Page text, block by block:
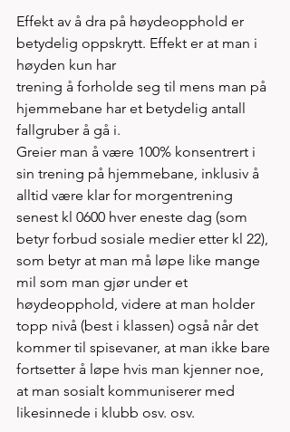
Effekt av å dra på høydeopphold er
betydelig oppskrytt. Effekt er at man i
høyden kun har
trening å forholde seg til mens man på
hjemmebane har et betydelig antall
fallgruber å gå i.
Greier man å være 100% konsentrert i
sin trening på hjemmebane, inklusiv å
alltid være klar for morgentrening
senest kl 0600 hver eneste dag (som
betyr forbud sosiale medier etter kl 22),
som betyr at man må løpe like mange
mil som man gjør under et
høydeopphold, videre at man holder
topp nivå (best i klassen) også når det
kommer til spisevaner, at man ikke bare
fortsetter å løpe hvis man kjenner noe,
at man sosialt kommuniserer med
likesinnede i klubb osv. osv.